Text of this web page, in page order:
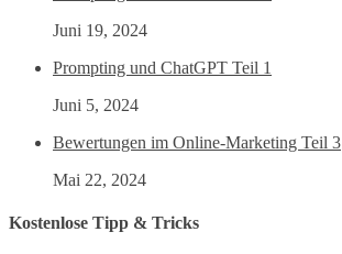
Juni 19, 2024
Prompting und ChatGPT Teil 1
Juni 5, 2024
Bewertungen im Online-Marketing Teil 3
Mai 22, 2024
Kostenlose Tipp & Tricks